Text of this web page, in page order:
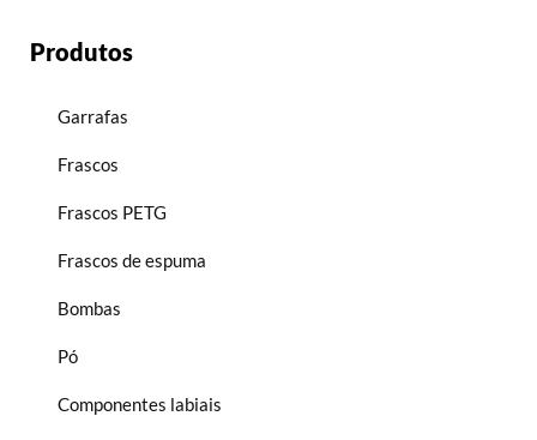
Produtos
Garrafas
Frascos
Frascos PETG
Frascos de espuma
Bombas
Pó
Componentes labiais